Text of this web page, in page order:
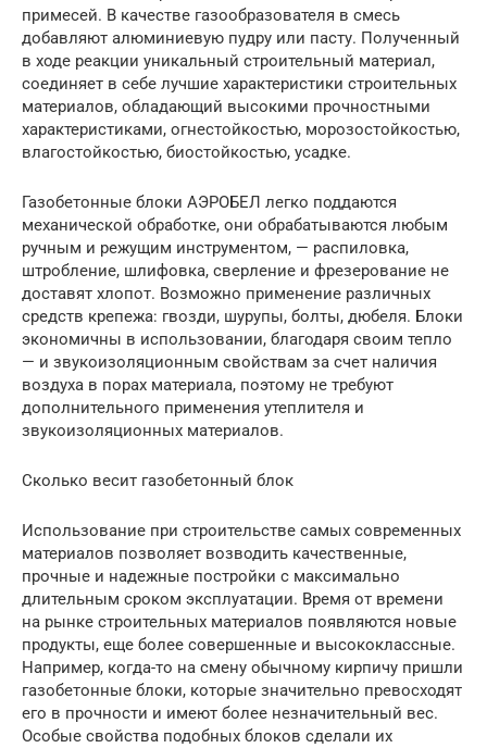
примесей. В качестве газообразователя в смесь
добавляют алюминиевую пудру или пасту. Полученный
в ходе реакции уникальный строительный материал,
соединяет в себе лучшие характеристики строительных
материалов, обладающий высокими прочностными
характеристиками, огнестойкостью, морозостойкостью,
влагостойкостью, биостойкостью, усадке.
Газобетонные блоки АЭРОБЕЛ легко поддаются
механической обработке, они обрабатываются любым
ручным и режущим инструментом, — распиловка,
штробление, шлифовка, сверление и фрезерование не
доставят хлопот. Возможно применение различных
средств крепежа: гвозди, шурупы, болты, дюбеля. Блоки
экономичны в использовании, благодаря своим тепло
— и звукоизоляционным свойствам за счет наличия
воздуха в порах материала, поэтому не требуют
дополнительного применения утеплителя и
звукоизоляционных материалов.
Cколько весит газобетонный блок
Использование при строительстве самых современных
материалов позволяет возводить качественные,
прочные и надежные постройки с максимально
длительным сроком эксплуатации. Время от времени
на рынке строительных материалов появляются новые
продукты, еще более совершенные и высококлассные.
Например, когда-то на смену обычному кирпичу пришли
газобетонные блоки, которые значительно превосходят
его в прочности и имеют более незначительный вес.
Особые свойства подобных блоков сделали их